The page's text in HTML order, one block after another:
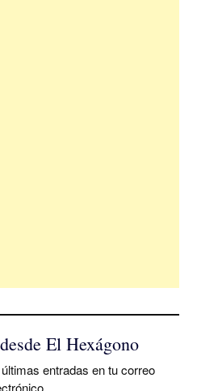
El Hexágono
entradas en tu correo